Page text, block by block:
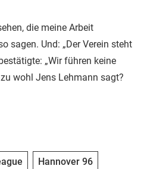
die meine Arbeit
sagen. Und: „Der Verein steht
„Wir führen keine
wohl Jens Lehmann sagt?
Hannover 96